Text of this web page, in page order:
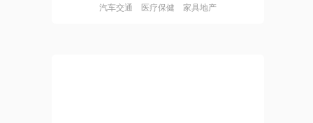
汽车交通 医疗保健 家具地产